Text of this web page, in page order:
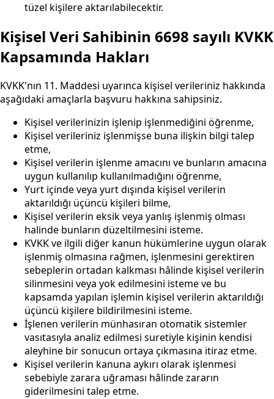
tüzel kişilere aktarılabilecektir.
Kişisel Veri Sahibinin 6698 sayılı KVKK
Kapsamında Hakları
KVKK'nın 11. Maddesi uyarınca kişisel verileriniz hakkında
aşağıdaki amaçlarla başvuru hakkına sahipsiniz.
Kişisel verilerinizin işlenip işlenmediğini öğrenme,
Kişisel verileriniz işlenmişse buna ilişkin bilgi talep
etme,
Kişisel verilerin işlenme amacını ve bunların amacına
uygun kullanılıp kullanılmadığını öğrenme,
Yurt içinde veya yurt dışında kişisel verilerin
aktarıldığı üçüncü kişileri bilme,
Kişisel verilerin eksik veya yanlış işlenmiş olması
halinde bunların düzeltilmesini isteme.
KVKK ve ilgili diğer kanun hükümlerine uygun olarak
işlenmiş olmasına rağmen, işlenmesini gerektiren
sebeplerin ortadan kalkması hâlinde kişisel verilerin
silinmesini veya yok edilmesini isteme ve bu
kapsamda yapılan işlemin kişisel verilerin aktarıldığı
üçüncü kişilere bildirilmesini isteme.
İşlenen verilerin münhasıran otomatik sistemler
vasıtasıyla analiz edilmesi suretiyle kişinin kendisi
aleyhine bir sonucun ortaya çıkmasına itiraz etme.
Kişisel verilerin kanuna aykırı olarak işlenmesi
sebebiyle zarara uğraması hâlinde zararın
giderilmesini talep etme.